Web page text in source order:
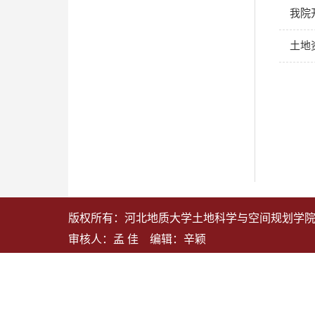
我院
土地
版权所有：河北地质大学土地科学与空间规划学
审核人：孟 佳 编辑：辛颖